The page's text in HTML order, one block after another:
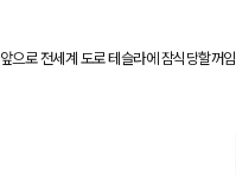
테슬라가 젤 많이 보일정도.. 앞으로 전세계 도로 테슬라에 잠식당할꺼임